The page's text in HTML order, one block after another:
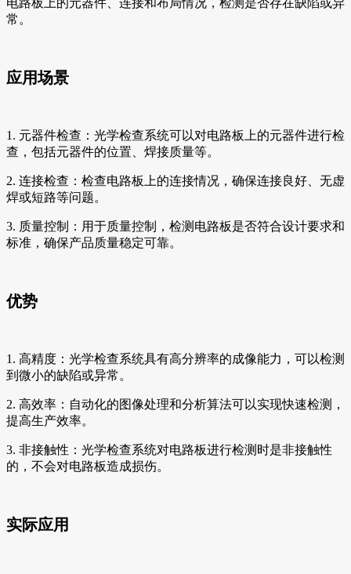
常。
应用场景
1. 元器件检查：光学检查系统可以对电路板上的元器件进行检
查，包括元器件的位置、焊接质量等。
2. 连接检查：检查电路板上的连接情况，确保连接良好、无虚
焊或短路等问题。
3. 质量控制：用于质量控制，检测电路板是否符合设计要求和
标准，确保产品质量稳定可靠。
优势
1. 高精度：光学检查系统具有高分辨率的成像能力，可以检测
到微小的缺陷或异常。
2. 高效率：自动化的图像处理和分析算法可以实现快速检测，
提高生产效率。
3. 非接触性：光学检查系统对电路板进行检测时是非接触性
的，不会对电路板造成损伤。
实际应用